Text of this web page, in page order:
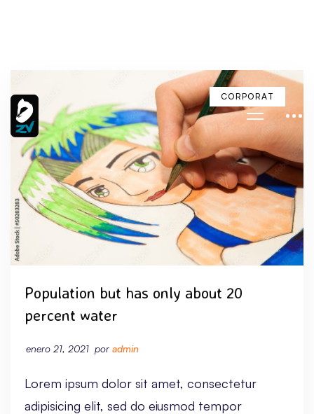
CORPORAT
Population but has only about 20
percent water
enero 21, 2021 por admin
Lorem ipsum dolor sit amet, consectetur
adipisicing elit, sed do eiusmod tempor